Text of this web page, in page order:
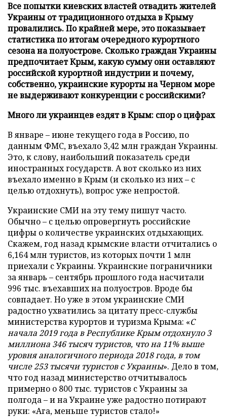
Все попытки киевских властей отвадить жителей
Украины от традиционного отдыха в Крыму
провалились. По крайней мере, это показывает
статистика по итогам очередного курортного
сезона на полуострове. Сколько граждан Украины
предпочитает Крым, какую сумму они оставляют
российской курортной индустрии и почему,
собственно, украинские курорты на Черном море
не выдерживают конкуренции с российскими?
Много ли украинцев ездят в Крым: спор о цифрах
В январе – июне текущего года в Россию, по
данным ФМС, въехало 3,42 млн граждан Украины.
Это, к слову, наибольший показатель среди
иностранных государств. А вот сколько из них
въехало именно в Крым (и сколько из них – с
целью отдохнуть), вопрос уже непростой.
Украинские СМИ на эту тему пишут часто.
Обычно – с целью опровергнуть российские
цифры о количестве украинских отдыхающих.
Скажем, год назад крымские власти отчитались о
6,164 млн туристов, из которых почти 1 млн
приехали с Украины. Украинские пограничники
за январь – сентябрь прошлого года насчитали
996 тыс. въехавших на полуостров. Вроде бы
совпадает. Но уже в этом украинские СМИ
радостно ухватились за цитату пресс-службы
министерства курортов и туризма Крыма: «С
начала 2019 года в Республике Крым отдохнуло 3
миллиона 346 тысяч туристов, что на 11% выше
уровня аналогичного периода 2018 года, в том
числе 253 тысячи туристов с Украины». Дело в том,
что год назад министерство отчитывалось
примерно о 800 тыс. туристов с Украины за
полгода – и на Украине уже радостно потирают
руки: «Ага, меньше туристов стало!»